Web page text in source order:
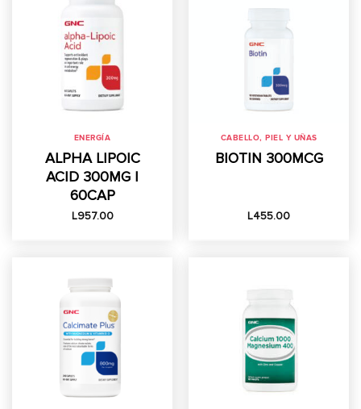
ENERGÍA
ALPHA LIPOIC
ACID 300MG |
60CAP
L957.00
CABELLO, PIEL Y UÑAS
BIOTIN 300MCG
L455.00